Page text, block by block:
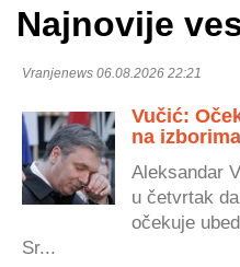
Najnovije
Vranjenews 06.08.2026 22:21
Vučić:
na
Aleksandar
u četvrtak
očekuje
Sr...